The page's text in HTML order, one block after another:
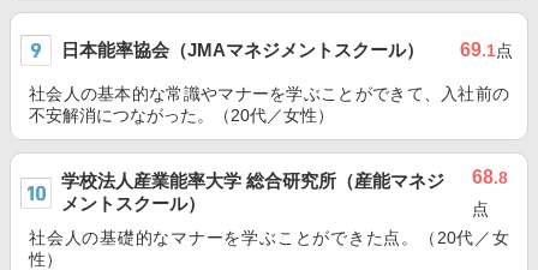
日本能率協会（JMAマネジメントスクール） 69.1点
社会人の基本的な常識やマナーを学ぶことができて、入社前の
不安解消につながった。（20代／女性）
学校法人産業能率大学 総合研究所（産能マネジ
メントスクール）
68.8
点
社会人の基礎的なマナーを学ぶことができた点。（20代／女
性）